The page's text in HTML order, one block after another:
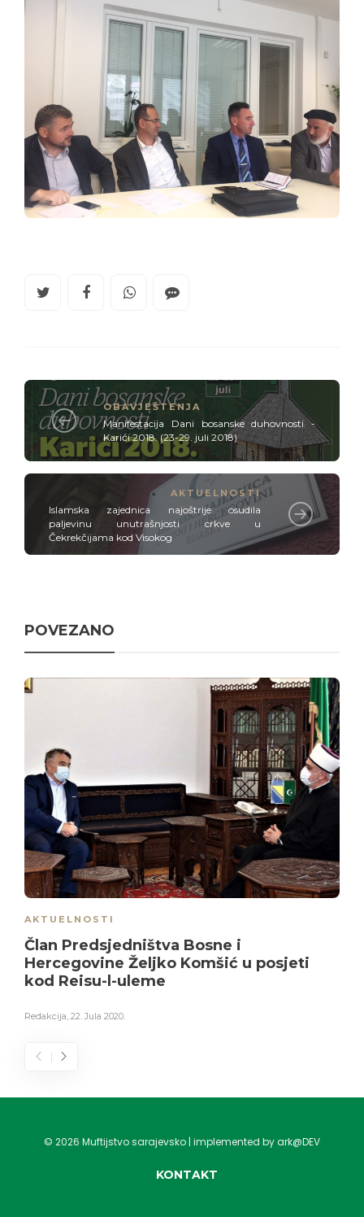
OBAVJEŠTENJA
Manifestacija Dani bosanske duhovnosti -
Karići 2018. (23-29. juli 2018)
AKTUELNOSTI
Islamska zajednica najoštrije osudila
paljevinu unutrašnjosti crkve u
Čekrekčijama kod Visokog
POVEZANO
AKTUELNOSTI
Član Predsjedništva Bosne i
Hercegovine Željko Komšić u posjeti
kod Reisu-l-uleme
Redakcija, 22. Jula 2020.
© 2026 Muftijstvo sarajevsko | implemented by ark@DEV
KONTAKT